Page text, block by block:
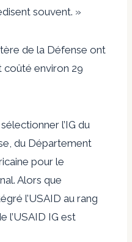
souvent. »
de la Défense ont
coûté environ 29
l’IG du
du Département
pour le
Alors que
l’USAID au rang
l’USAID IG est